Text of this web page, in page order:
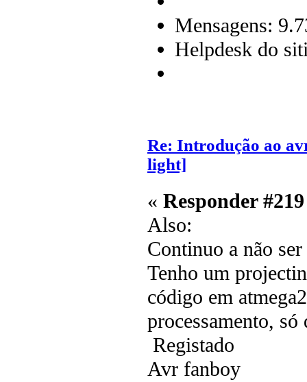
Mensagens:
Helpdesk do
Re: Introdução ao
light]
« Responder
Also:
Continuo a não
Tenho um
código em
processamento, só
Registado
Avr fanboy